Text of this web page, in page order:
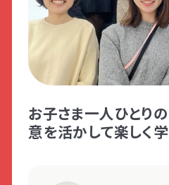
お子さま一人ひとり
意を活かして楽しく